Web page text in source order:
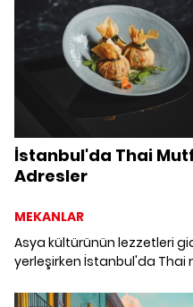
İstanbul'da Thai
Adresler
MEKANLAR
Asya kültürünün lezzetleri
yerleşirken İstanbul'da